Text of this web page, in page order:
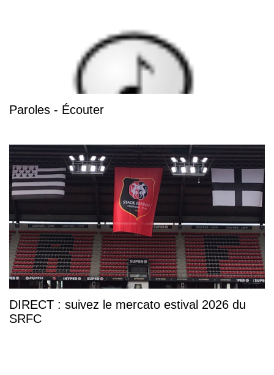
Paroles - Écouter
DIRECT : suivez le mercato estival 2026 du
SRFC